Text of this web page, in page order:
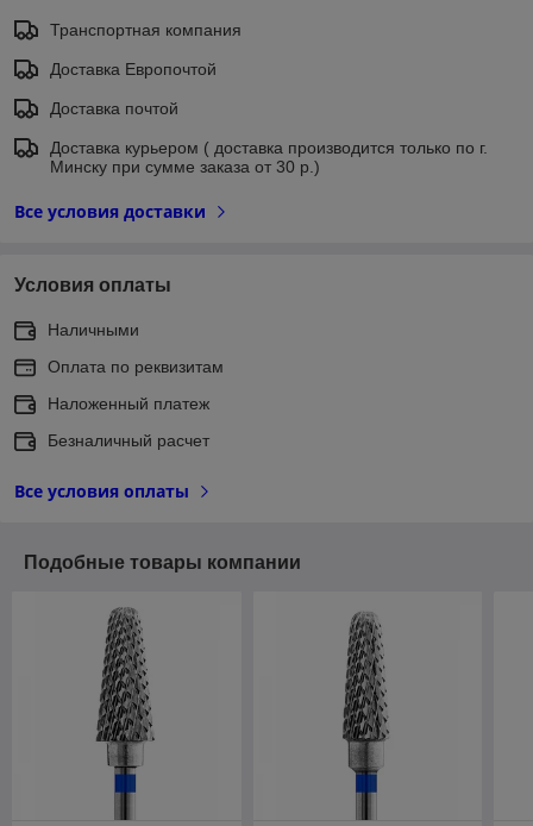
Транспортная компания
Доставка Европочтой
Доставка почтой
Доставка курьером ( доставка производится только по г.
Минску при сумме заказа от 30 р.)
Все условия доставки
Условия оплаты
Наличными
Оплата по реквизитам
Наложенный платеж
Безналичный расчет
Все условия оплаты
Подобные товары компании